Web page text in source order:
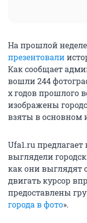
На прошлой
презентовали
Как сообщает
вошли 244
х годов прошлого
изображены
взяты в основном
Ufa1.ru
выглядели
как они выглядят
двигать курсор
предоставлены
города в фото».